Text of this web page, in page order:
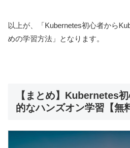
以上が、「Kubernetes初心者から
めの学習方法」となります。
【まとめ】Kubernetes
的なハンズオン学習【無